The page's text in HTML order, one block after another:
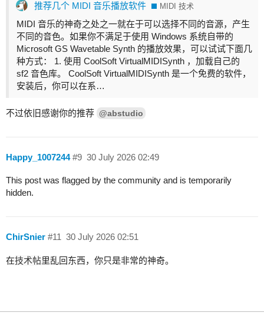
推荐几个 MIDI 音乐播放软件 MIDI 技术
MIDI 音乐的神奇之处之一就在于可以选择不同的音源，产生
不同的音色。如果你不满足于使用 Windows 系统自带的
Microsoft GS Wavetable Synth 的播放效果，可以试试下面几
种方式： 1. 使用 CoolSoft VirtualMIDISynth ，加载自己的
sf2 音色库。 CoolSoft VirtualMIDISynth 是一个免费的软件，
安装后，你可以在系…
不过依旧感谢你的推荐 @abstudio
Happy_1007244 30 July 2026 02:49
#9
This post was flagged by the community and is temporarily
hidden.
ChirSnier 30 July 2026 02:51
#11
在技术帖里乱回东西，你只是非常的神奇。